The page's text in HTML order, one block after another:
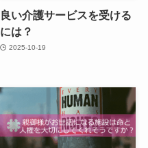
良い介護サービスを受ける
には？
2025-10-19